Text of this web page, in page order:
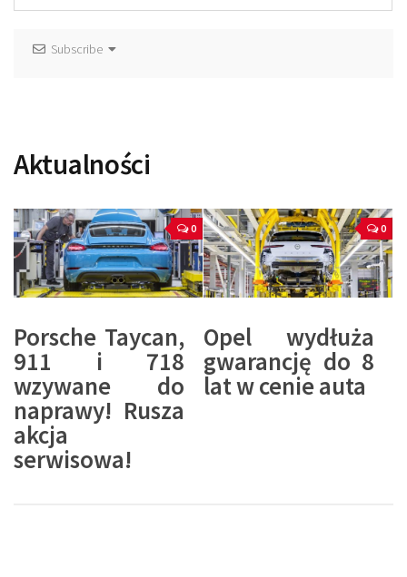
Subscribe
Aktualności
0
Porsche Taycan,
911 i 718
wzywane do
naprawy! Rusza
akcja
serwisowa!
0
Opel wydłuża
gwarancję do 8
lat w cenie auta